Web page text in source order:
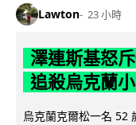
Lawton 23 小時
澤連斯基怒
追殺烏克蘭
烏克蘭克爾松一名 52